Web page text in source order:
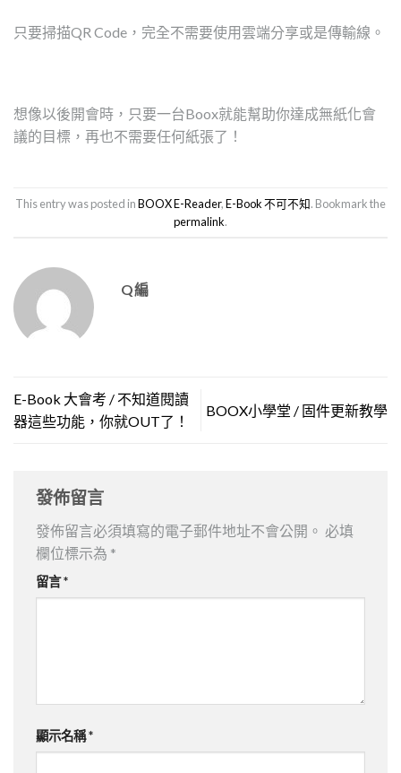
只要掃描QR Code，完全不需要使用雲端分享或是傳輸線。
想像以後開會時，只要一台Boox就能幫助你達成無紙化會
議的目標，再也不需要任何紙張了！
This entry was posted inBOOX E-Reader,E-Book 不可不知. Bookmark the
permalink.
Q編
E-Book 大會考 / 不知道閱讀
器這些功能，你就OUT了！
BOOX小學堂 / 固件更新教學
發佈留言
發佈留言必須填寫的電子郵件地址不會公開。 必填
欄位標示為 *
留言*
顯示名稱*